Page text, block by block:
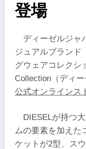
登場
ディーゼルジャ
ジュアルブランド
グウェアコレクシ
Collection（ディ
公式オンラインス
DIESELが持つ
ムの要素を加えた
ケットが2型、ス